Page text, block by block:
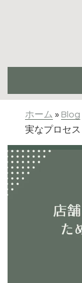
ホーム » Blog
実なプロセス